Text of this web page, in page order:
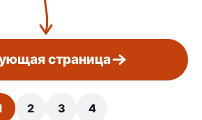
страница
2 3 4